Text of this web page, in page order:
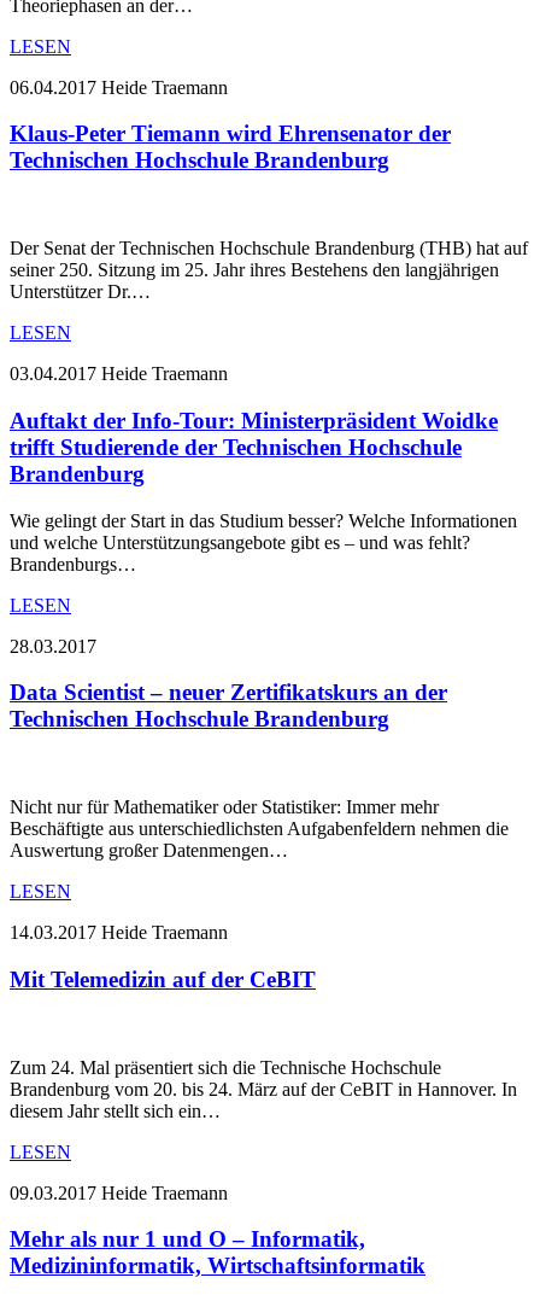
Theoriephasen an der…
LESEN
06.04.2017 Heide Traemann
Klaus-Peter Tiemann wird Ehrensenator der
Technischen Hochschule Brandenburg
Der Senat der Technischen Hochschule Brandenburg (THB) hat auf
seiner 250. Sitzung im 25. Jahr ihres Bestehens den langjährigen
Unterstützer Dr.…
LESEN
03.04.2017 Heide Traemann
Auftakt der Info-Tour: Ministerpräsident Woidke
trifft Studierende der Technischen Hochschule
Brandenburg
Wie gelingt der Start in das Studium besser? Welche Informationen
und welche Unterstützungsangebote gibt es – und was fehlt?
Brandenburgs…
LESEN
28.03.2017
Data Scientist – neuer Zertifikatskurs an der
Technischen Hochschule Brandenburg
Nicht nur für Mathematiker oder Statistiker: Immer mehr
Beschäftigte aus unterschiedlichsten Aufgabenfeldern nehmen die
Auswertung großer Datenmengen…
LESEN
14.03.2017 Heide Traemann
Mit Telemedizin auf der CeBIT
Zum 24. Mal präsentiert sich die Technische Hochschule
Brandenburg vom 20. bis 24. März auf der CeBIT in Hannover. In
diesem Jahr stellt sich ein…
LESEN
09.03.2017 Heide Traemann
Mehr als nur 1 und O – Informatik,
Medizininformatik, Wirtschaftsinformatik